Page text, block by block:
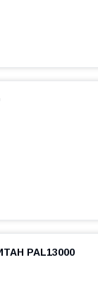
PAL13000